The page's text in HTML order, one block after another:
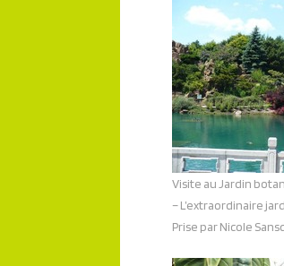
Visite au Jardin
– L’extraordinaire
Prise par Nicole